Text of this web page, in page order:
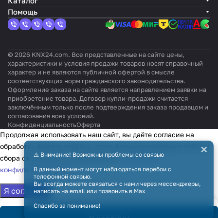
Помощь
© 2026 KNX24.com. Все представленные на сайте цены,
характеристики и условия продажи товаров носят справочный
характер и не являются публичной офертой в смысле
соответствующих норм гражданского законодательства.
Оформление заказа на сайте является направлением заявки на
приобретение товара. Договор купли-продажи считается
заключённым только после подтверждения заказа продавцом и
согласования всех условий.
КонфиденциальностьОферта
⚠️ Внимание! Возможны проблемы со связью
В данный момент могут наблюдаться перебои с
телефонной связью.
Вы всегда можете связаться с нами через мессенджеры,
написать на email или позвонить в Max
Спасибо за понимание!
×
Продолжая использовать наш сайт, вы даёте согласие на
обработку файлов cookie в целях функционирования сайта и
сбора статистики в соответствии сполитикой
конфиденциальности
Я согласен